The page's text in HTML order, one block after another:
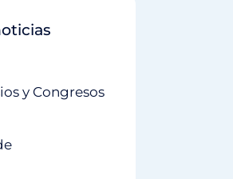
y Congresos